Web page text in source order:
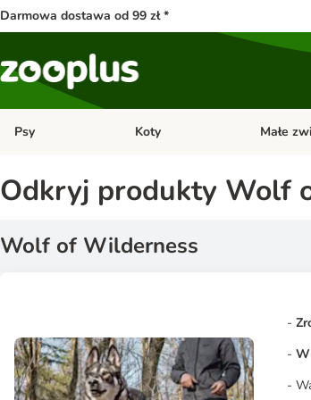
Darmowa dostawa od 99 zł *
Psy Otwórz menu kategorii: Psy
Koty Otwórz
Małe
Odkryj produkty Wolf
Wolf of Wilderness
-
-
-